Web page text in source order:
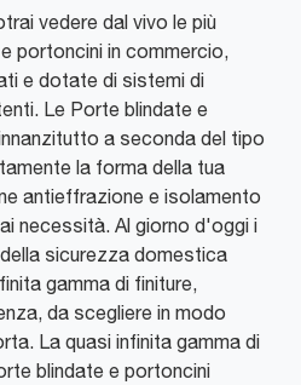
vedere dal vivo le più
portoncini in commercio,
e dotate di sistemi di
Le Porte blindate e
a seconda del tipo
la forma della tua
antieffrazione e isolamento
necessità. Al giorno d'oggi i
sicurezza domestica
gamma di finiture,
da scegliere in modo
La quasi infinita gamma di
blindate e portoncini